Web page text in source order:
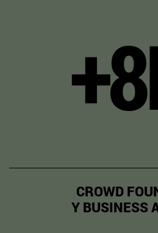
CROWD
Y BUSINESS